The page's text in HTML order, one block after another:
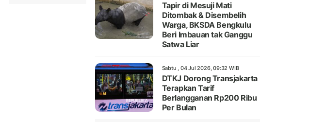
Tapir di Mesuji Mati
Ditombak & Disembelih
Warga, BKSDA Bengkulu
Beri Imbauan tak Ganggu
Satwa Liar
Sabtu , 04 Jul 2026, 09:32 WIB
DTKJ Dorong Transjakarta
Terapkan Tarif
Berlangganan Rp200 Ribu
Per Bulan